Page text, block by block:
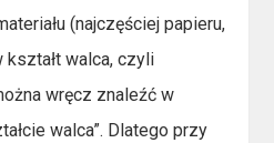
(najczęściej papieru,
walca, czyli
wręcz znaleźć w
walca”. Dlatego przy